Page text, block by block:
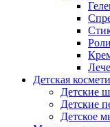
Детская
Детские
Детские
Детское